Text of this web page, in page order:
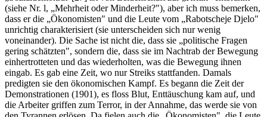
(siehe Nr. l, „Mehrheit oder Minderheit?"), aber ich muss bemerken,
dass er die „Ökonomisten" und die Leute vom „Rabotscheje Djelo"
unrichtig charakterisiert (sie unterscheiden sich nur wenig
voneinander). Die Sache ist nicht die, dass sie „politische Fragen
gering schätzten", sondern die, dass sie im Nachtrab der Bewegung
einhertrotteten und das wiederholten, was die Bewegung ihnen
eingab. Es gab eine Zeit, wo nur Streiks stattfanden. Damals
predigten sie den ökonomischen Kampf. Es begann die Zeit der
Demonstrationen (1901), es floss Blut, Enttäuschung kam auf, und
die Arbeiter griffen zum Terror, in der Annahme, das werde sie von